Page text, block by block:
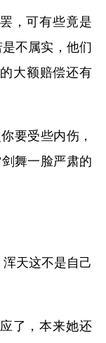
，可有些竟是
不属实，他们
大额赔偿还有
要受些内伤，
舞一脸严肃的
天这不是自己
了，本来她还